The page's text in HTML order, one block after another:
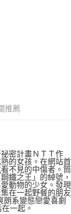
要取消訂單，請聯絡
需透過AFTEE先享
示為準，若有關於
「AFTEE先享後付
同意方可使用
戶狀況，依本公司即
本公司將視審查結果
現惡意使用之情形，
採取法律行動。
查看運費
推薦
密計畫ＮＴＴ作
的女孩。在網站首
不見的中傷者。筒
鐵之王」的綽號，
動物的少女。發現
在一起野餐的朋友
系變態戀愛喜劇
一起。